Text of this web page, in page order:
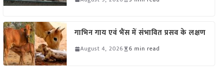
गाभिन गाय एवं भैंस में संभावित प्रसव के लक्षण
August 4, 2026 6 min read